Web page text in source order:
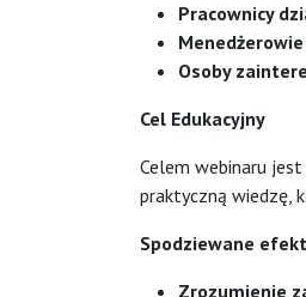
Pracownicy
Osoby
Cel Edukacyjny
Celem webinaru
praktyczną wiedzę,
Spodziewane
Zrozumienie